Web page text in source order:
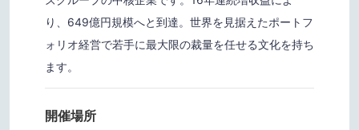
り、649億円規模へと到達。世界を見据えたポートフ
ォリオ経営で若手に最大限の裁量を任せる文化を持ち
ます。
開催場所